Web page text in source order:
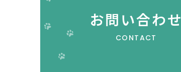
お問い合わせ
CONTACT